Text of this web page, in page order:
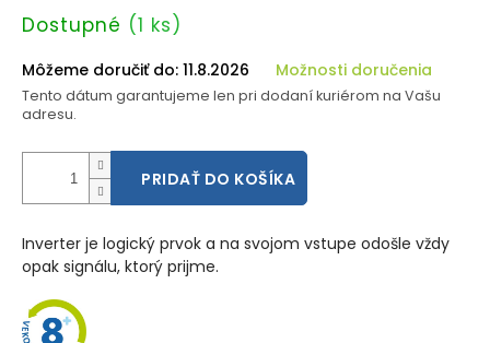
Jednotková
Dostupné (1 ks)
Môžeme doručiť do: 11.8.2026 Možnosti doručenia
Tento dátum garantujeme len pri dodaní kuriérom na Vašu
adresu.
PRIDAŤ DO KOŠÍKA
Inverter je logický prvok a na svojom vstupe odošle vždy
opak signálu, ktorý prijme.